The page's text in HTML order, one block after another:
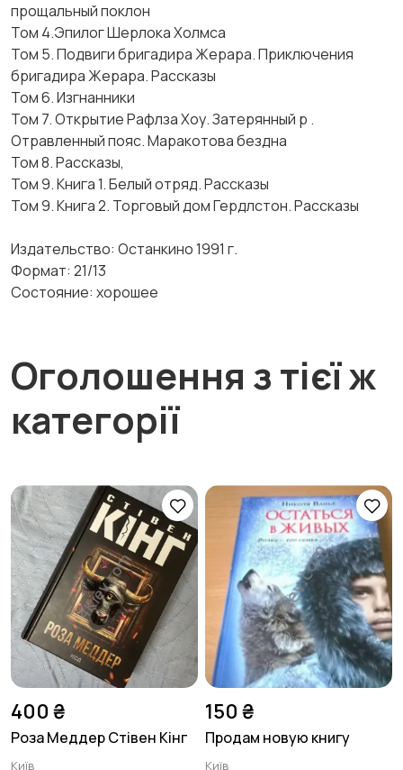
прощальный поклон
Том 4.Эпилог Шерлока Холмса
Том 5. Подвиги бригадира Жерара. Приключения
бригадира Жерара. Рассказы
Том 6. Изгнанники
Том 7. Открытие Рафлза Хоу. Затерянный р .
Отравленный пояс. Маракотова бездна
Том 8. Рассказы,
Том 9. Книга 1. Белый отряд. Рассказы
Том 9. Книга 2. Торговый дом Гердлстон. Рассказы
Издательство: Останкино 1991 г.
Формат: 21/13
Состояние: хорошее
Оголошення з тієї ж
категорії
400 ₴
Роза Меддер Стівен Кінг
Київ
150 ₴
Продам новую книгу
Київ